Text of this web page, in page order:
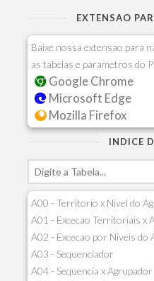
EXTENSAO
Baixe nossa extensao para
as tabelas e parametros do
Google Chrome
Microsoft Edge
Mozilla Firefox
INDICE
A00 - Territorio x Nivel do
A01 - Excecao Territoriais x
A02 - Excecao por Niveis do
A03 - Sequenciador
A04 - Sequencia x Agrupador